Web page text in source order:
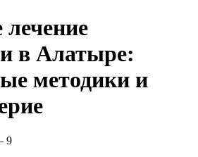
в Алатыре:
методики и
9